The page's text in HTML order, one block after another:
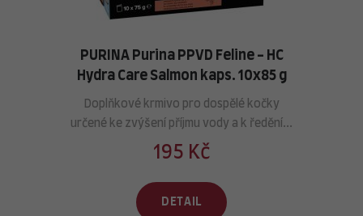
PURINA Purina PPVD Feline - HC
Hydra Care Salmon kaps. 10x85 g
Doplňkové krmivo pro dospělé kočky
určené ke zvýšení příjmu vody a k ředění...
195 Kč
DETAIL